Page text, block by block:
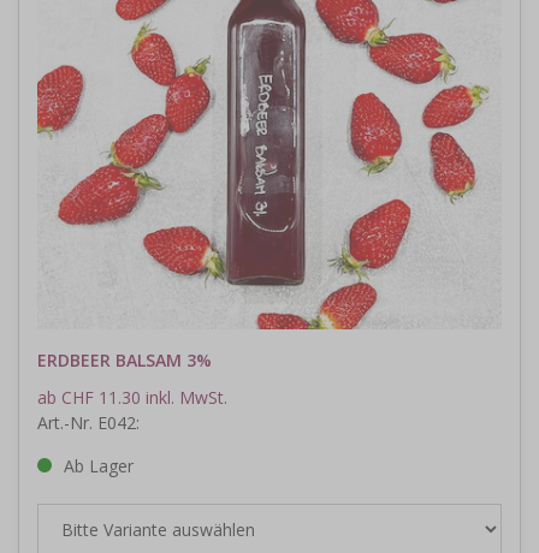
ERDBEER BALSAM 3%
ab CHF 11.30 inkl. MwSt.
Art.-Nr. E042:
Ab Lager